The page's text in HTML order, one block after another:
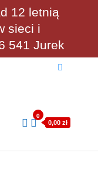
12 letnią
sieci i
541 Jurek
0
0,00 zł